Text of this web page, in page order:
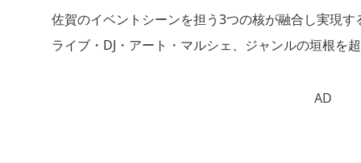
佐賀のイベントシーンを担う3つの核が融合し実現
ライブ・DJ・アート・マルシェ、ジャンルの垣根を
AD